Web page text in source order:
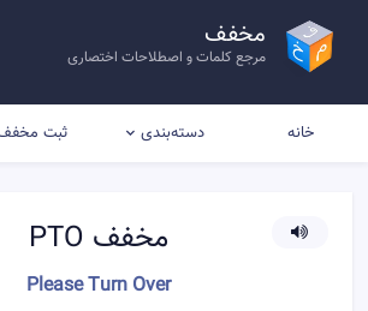
مخفف
مرجع کلمات و اصطلاحات اختصاری
خانه دسته‌بندی ثبت
مخفف PTO
Please Turn Over